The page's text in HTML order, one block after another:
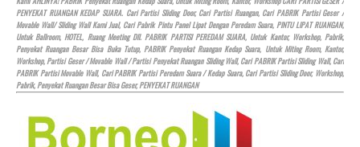
PENYEKAT RUANGAN KEDAP SUARA. Cari Partisi Sliding Door, Cari Partisi Ruangan, Cari PABRIK Partisi Geser /
Movable Wall/ Sliding Wall Kami Jual, Cari Pabrik Pintu Panel Lipat Dengan Peredam Suara, PINTU LIPAT RUANGAN,
Untuk Ballroom,HOTEL, Ruang Meeting Dll. PABRIK PARTISI PEREDAM SUARA, Untuk Kantor, Workshop, Pabrik,
Penyekat Ruangan Besar Bisa Buka Tutup, PABRIK Penyekat Ruangan Kedap Suara, Untuk Miting Room, Kantor,
Workshop, Partisi Geser / Movable Wall / Partisi Penyekat Ruangan Sliding Wall, Cari PABRIK Partisi Sliding Wall, Cari
PABRIK Partisi Movable Wall, Cari PABRIK Partisi Peredam Suara / Kedap Suara, Cari Partisi Sliding Door, Workshop,
Pabrik, Penyekat Ruangan Besar Bisa Geser, PENYEKAT RUANGAN